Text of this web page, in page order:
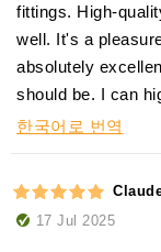
fittings. High-
well. It's a
absolutely
should be. I can
한국어로 번역
17 Jul 2025